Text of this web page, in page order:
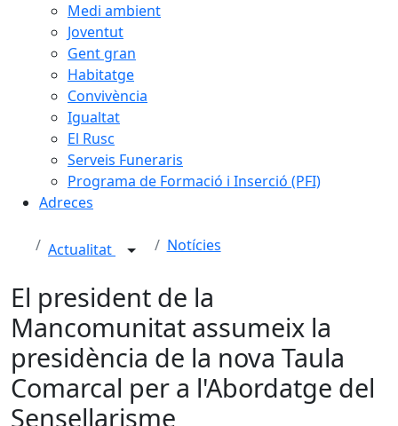
Medi ambient
Joventut
Gent gran
Habitatge
Convivència
Igualtat
El Rusc
Serveis Funeraris
Programa de Formació i Inserció (PFI)
Adreces
Actualitat Notícies
El president de la
Mancomunitat assumeix la
presidència de la nova Taula
Comarcal per a l'Abordatge del
Sensellarisme